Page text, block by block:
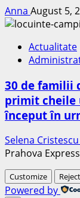
Anna August 5,
Actualitate
30 de familii
primit cheile
început în
Selena Cristescu
Prahova
Customize
Powered by